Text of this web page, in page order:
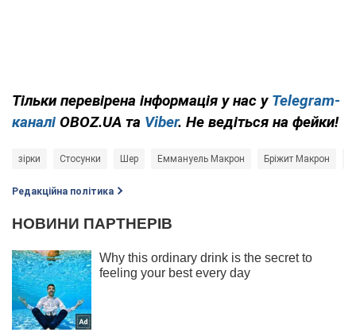
Тільки перевірена інформація у нас у Telegram-
каналі OBOZ.UA та Viber. Не ведіться на фейки!
зірки Стосунки Шер Еммануель Макрон Бріжит Макрон
Редакційна політика